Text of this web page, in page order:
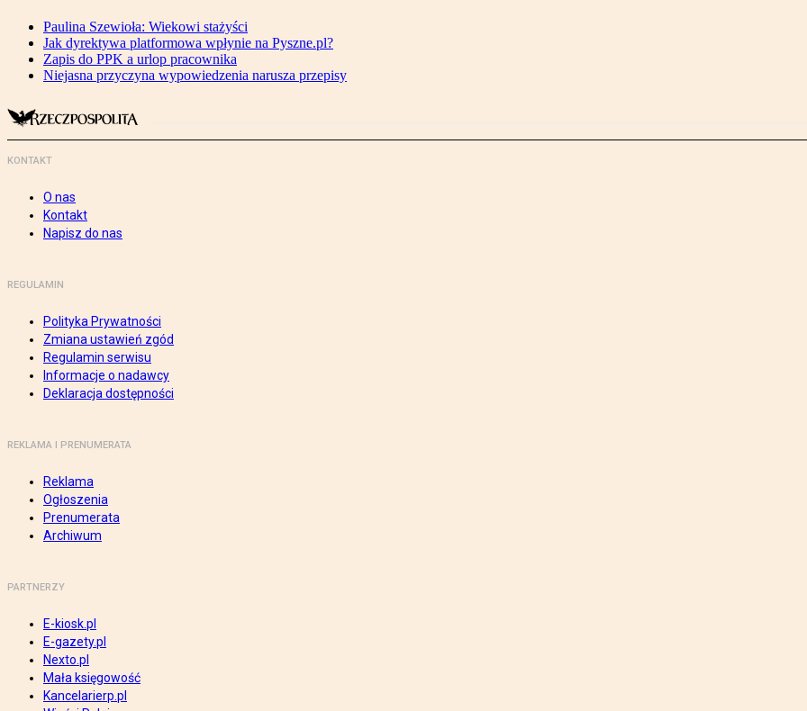
Paulina Szewioła: Wiekowi stażyści
Jak dyrektywa platformowa wpłynie na Pyszne.pl?
Zapis do PPK a urlop pracownika
Niejasna przyczyna wypowiedzenia narusza przepisy
KONTAKT
O nas
Kontakt
Napisz do nas
REGULAMIN
Polityka Prywatności
Zmiana ustawień zgód
Regulamin serwisu
Informacje o nadawcy
Deklaracja dostępności
REKLAMA I PRENUMERATA
Reklama
Ogłoszenia
Prenumerata
Archiwum
PARTNERZY
E-kiosk.pl
E-gazety.pl
Nexto.pl
Mała księgowość
Kancelarierp.pl